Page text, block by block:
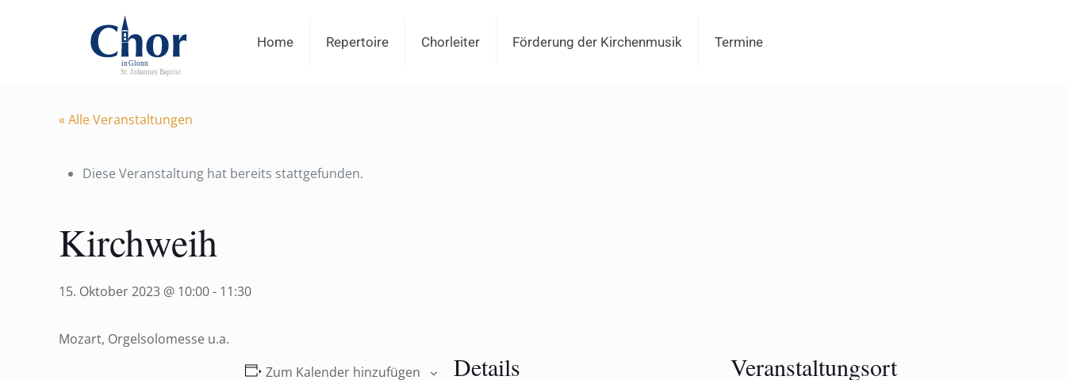
Home Repertoire Chorleiter Förderung der Kirchenmusik Termine
« Alle Veranstaltungen
Diese Veranstaltung hat bereits stattgefunden.
Kirchweih
15. Oktober 2023 @ 10:00- 11:30
Mozart, Orgelsolomesse u.a.
Zum Kalender hinzufügen
Details Veranstaltungsort